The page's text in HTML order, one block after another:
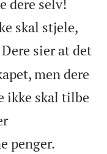
dere selv!
skal stjele,
Dere sier at det
men dere
ikke skal tilbe
penger.